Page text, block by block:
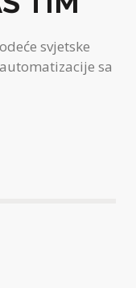
svjetske
sa